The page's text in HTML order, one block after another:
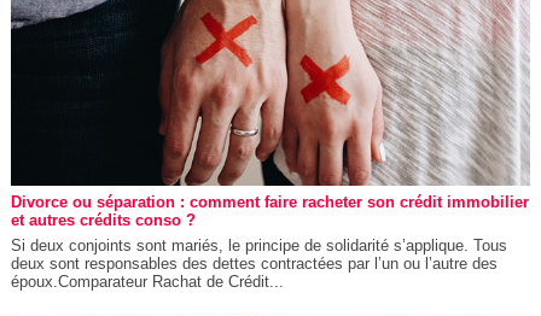
Divorce ou séparation : comment faire racheter son crédit immobilier
et autres crédits conso ?
Si deux conjoints sont mariés, le principe de solidarité s’applique. Tous
deux sont responsables des dettes contractées par l’un ou l’autre des
époux.Comparateur Rachat de Crédit...